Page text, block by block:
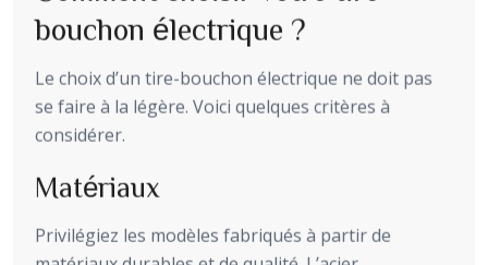
bouchon électrique ?
Le choix d’un tire-bouchon électrique ne doit pas
se faire à la légère. Voici quelques critères à
considérer.
Matériaux
Privilégiez les modèles fabriqués à partir de